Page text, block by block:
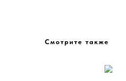
Смотрите также